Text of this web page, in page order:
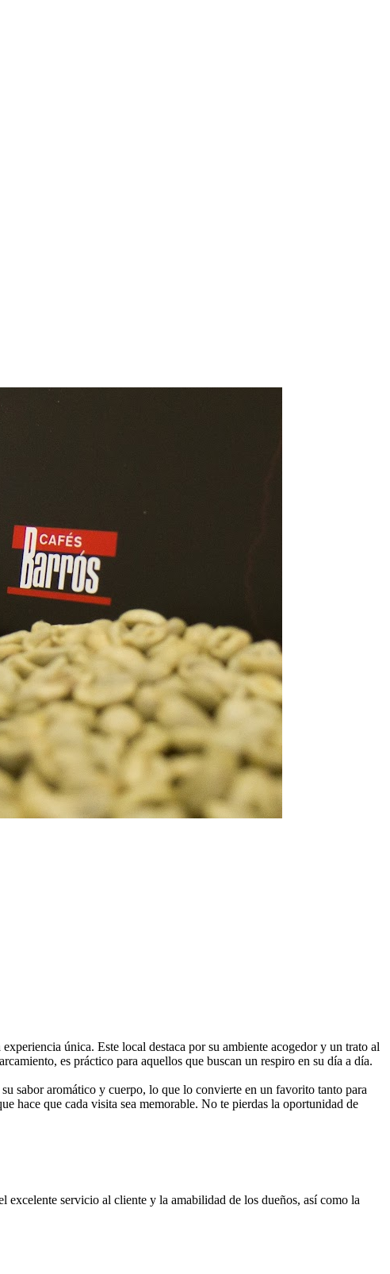
única. Este local destaca por su ambiente acogedor y un trato al
es práctico para aquellos que buscan un respiro en su día a día.
sabor aromático y cuerpo, lo que lo convierte en un favorito tanto para
hace que cada visita sea memorable. No te pierdas la oportunidad de
excelente servicio al cliente y la amabilidad de los dueños, así como la